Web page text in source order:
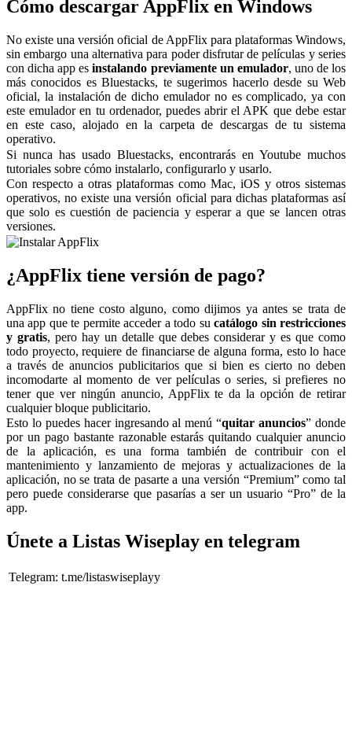
Cómo descargar AppFlix en Windows
No existe una versión oficial de AppFlix para plataformas Windows,
sin embargo una alternativa para poder disfrutar de películas y series
con dicha app es instalando previamente un emulador, uno de los
más conocidos es Bluestacks, te sugerimos hacerlo desde su Web
oficial, la instalación de dicho emulador no es complicado, ya con
este emulador en tu ordenador, puedes abrir el APK que debe estar
en este caso, alojado en la carpeta de descargas de tu sistema
operativo.
Si nunca has usado Bluestacks, encontrarás en Youtube muchos
tutoriales sobre cómo instalarlo, configurarlo y usarlo.
Con respecto a otras plataformas como Mac, iOS y otros sistemas
operativos, no existe una versión oficial para dichas plataformas así
que solo es cuestión de paciencia y esperar a que se lancen otras
versiones.
¿AppFlix tiene versión de pago?
AppFlix no tiene costo alguno, como dijimos ya antes se trata de
una app que te permite acceder a todo su catálogo sin restricciones
y gratis, pero hay un detalle que debes considerar y es que como
todo proyecto, requiere de financiarse de alguna forma, esto lo hace
a través de anuncios publicitarios que si bien es cierto no deben
incomodarte al momento de ver películas o series, si prefieres no
tener que ver ningún anuncio, AppFlix te da la opción de retirar
cualquier bloque publicitario.
Esto lo puedes hacer ingresando al menú “quitar anuncios” donde
por un pago bastante razonable estarás quitando cualquier anuncio
de la aplicación, es una forma también de contribuir con el
mantenimiento y lanzamiento de mejoras y actualizaciones de la
aplicación, no se trata de pasarte a una versión “Premium” como tal
pero puede considerarse que pasarías a ser un usuario “Pro” de la
app.
Únete a Listas Wiseplay en telegram
Telegram: t.me/listaswiseplayy